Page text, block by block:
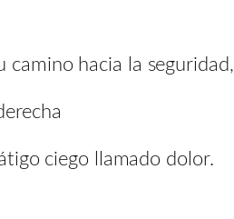
camino hacia la seguridad,
ciego llamado dolor.